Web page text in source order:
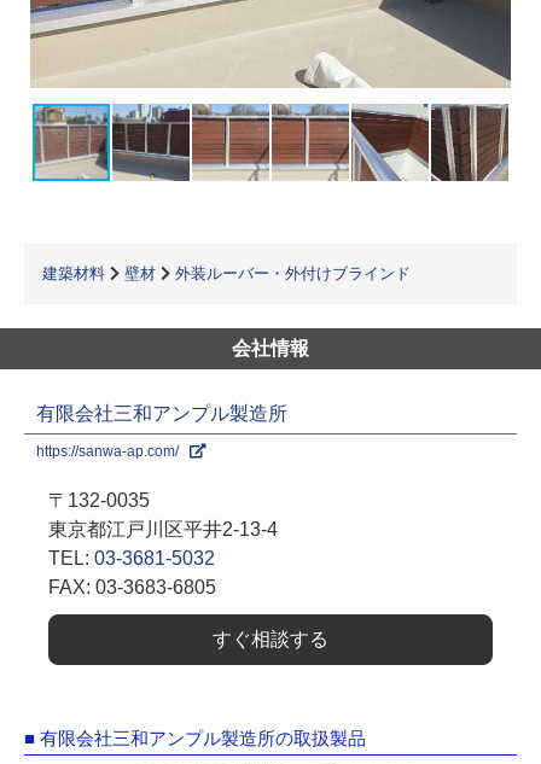
建築材料 壁材 外装ルーバー・外付けブラインド
会社情報
有限会社三和アンプル製造所
https://sanwa-ap.com/
〒132-0035
東京都江戸川区平井2-13-4
TEL: 03-3681-5032
FAX: 03-3683-6805
すぐ相談する
■ 有限会社三和アンプル製造所の取扱製品